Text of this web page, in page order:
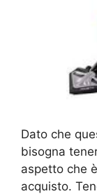
Dato che
bisogna
aspetto che
acquisto.